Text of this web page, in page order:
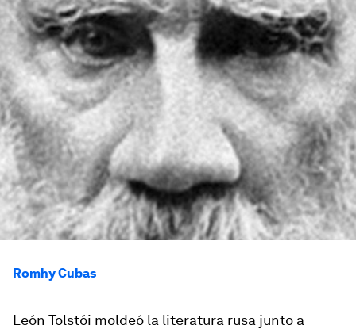
Romhy Cubas
León Tolstói moldeó la literatura rusa junto a